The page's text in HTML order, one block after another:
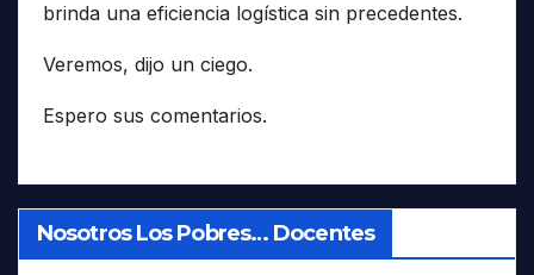
brinda una eficiencia logística sin precedentes.
Veremos, dijo un ciego.
Espero sus comentarios.
Nosotros Los Pobres… Docentes